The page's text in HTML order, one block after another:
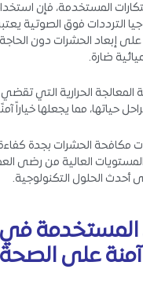
المستخدمة، فإن
الترددات فوق الصوتية يعتبر
إبعاد الحشرات دون الحاجة
ضارة.
المعالجة الحرارية التي
حياتها، مما يجعلها خياراً
مكافحة الحشرات بجدة
العالية من رضى
أحدث الحلول التكنولوجية.
المستخدمة في
على الصحة